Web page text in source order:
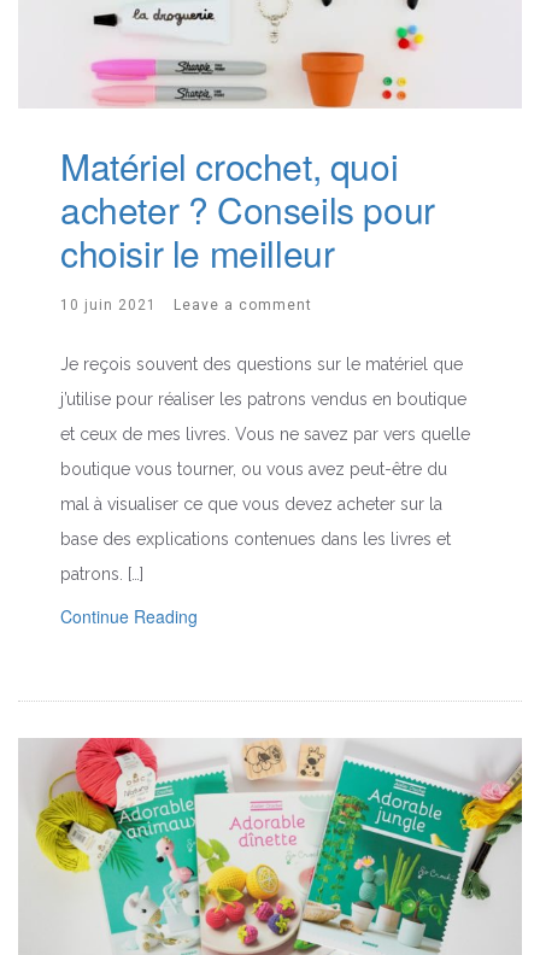
Matériel crochet, quoi
acheter ? Conseils pour
choisir le meilleur
10 juin 2021 Leave a comment
Je reçois souvent des questions sur le matériel que
j’utilise pour réaliser les patrons vendus en boutique
et ceux de mes livres. Vous ne savez par vers quelle
boutique vous tourner, ou vous avez peut-être du
mal à visualiser ce que vous devez acheter sur la
base des explications contenues dans les livres et
patrons. […]
Continue Reading